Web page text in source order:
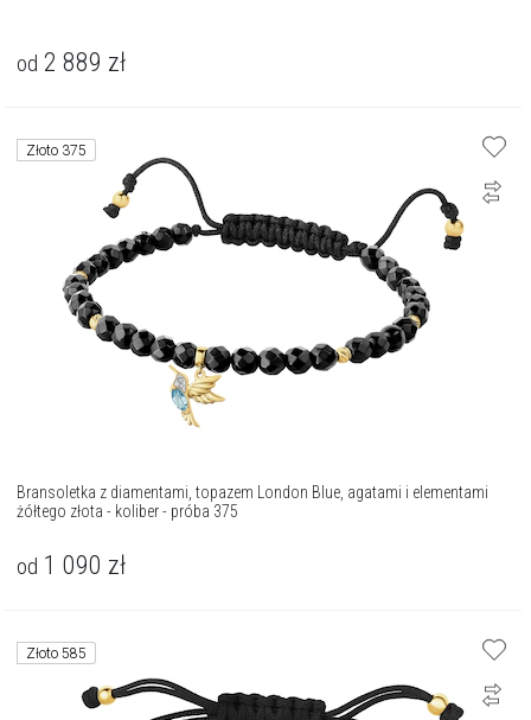
od 2 889 zł
Złoto 375
Bransoletka z diamentami, topazem London Blue, agatami i elementami
żółtego złota - koliber - próba 375
od 1 090 zł
Złoto 585